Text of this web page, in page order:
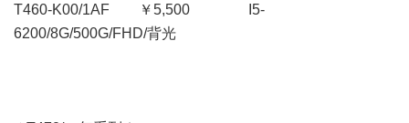
T460-K00/1AF ￥5,500 I5-
6200/8G/500G/FHD/背光